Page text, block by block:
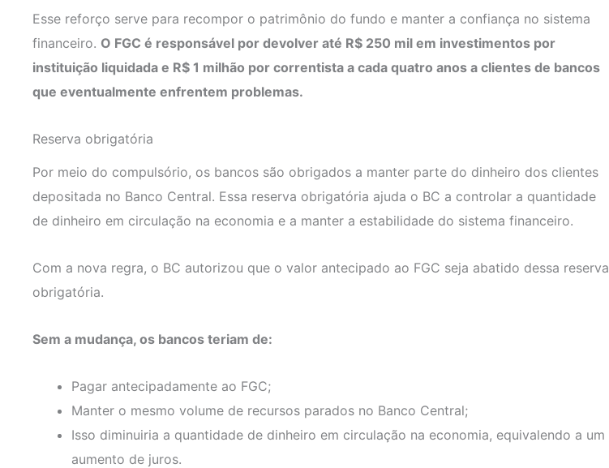
Esse reforço serve para recompor o patrimônio do fundo e manter a confiança no sistema
financeiro. O FGC é responsável por devolver até R$ 250 mil em investimentos por
instituição liquidada e R$ 1 milhão por correntista a cada quatro anos a clientes de bancos
que eventualmente enfrentem problemas.
Reserva obrigatória
Por meio do compulsório, os bancos são obrigados a manter parte do dinheiro dos clientes
depositada no Banco Central. Essa reserva obrigatória ajuda o BC a controlar a quantidade
de dinheiro em circulação na economia e a manter a estabilidade do sistema financeiro.
Com a nova regra, o BC autorizou que o valor antecipado ao FGC seja abatido dessa reserva
obrigatória.
Sem a mudança, os bancos teriam de:
Pagar antecipadamente ao FGC;
Manter o mesmo volume de recursos parados no Banco Central;
Isso diminuiria a quantidade de dinheiro em circulação na economia, equivalendo a um
aumento de juros.